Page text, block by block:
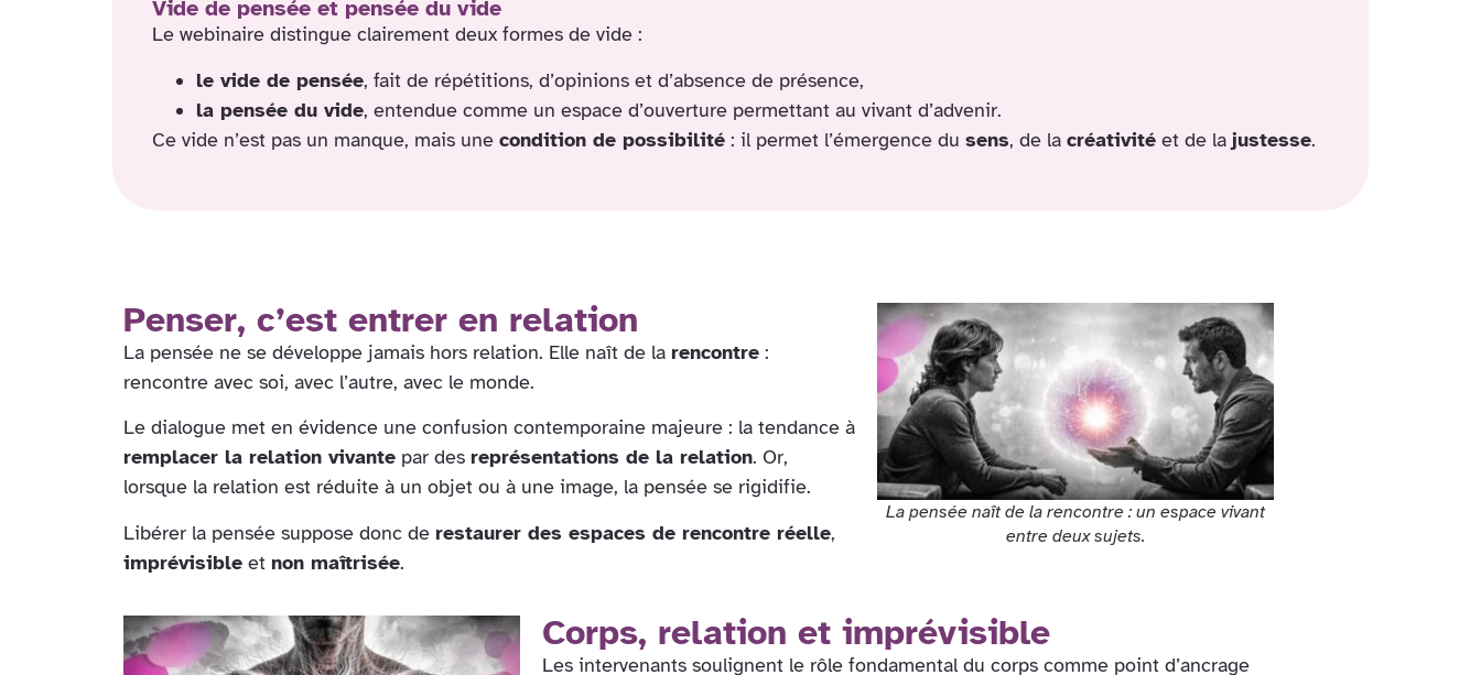
Vide de pensée et pensée du vide
Le webinaire distingue clairement deux formes de vide :
le vide de pensée, fait de répétitions, d’opinions et d’absence de présence,
la pensée du vide, entendue comme un espace d’ouverture permettant au vivant d’advenir.
Ce vide n’est pas un manque, mais une condition de possibilité : il permet l’émergence du sens, de la créativité et de la justesse.
Penser, c’est entrer en relation
La pensée ne se développe jamais hors relation. Elle naît de la rencontre :
rencontre avec soi, avec l’autre, avec le monde.
Le dialogue met en évidence une confusion contemporaine majeure : la tendance à
remplacer la relation vivante par des représentations de la relation. Or,
lorsque la relation est réduite à un objet ou à une image, la pensée se rigidifie.
Libérer la pensée suppose donc de restaurer des espaces de rencontre réelle,
imprévisible et non maîtrisée.
La pensée naît de la rencontre : un espace vivant
entre deux sujets.
Corps, relation et imprévisible
Les intervenants soulignent le rôle fondamental du corps comme point d’ancrage